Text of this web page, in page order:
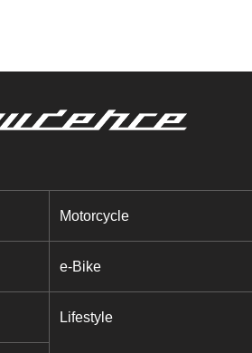
Motorcycle
e-Bike
Lifestyle